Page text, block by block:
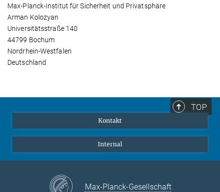
Max-Planck-Institut für Sicherheit und Privatsphäre
Arman Kolozyan
Universitätsstraße 140
44799 Bochum
Nordrhein-Westfalen
Deutschland
TOP
Kontakt
Internal
Max-Planck-Gesellschaft